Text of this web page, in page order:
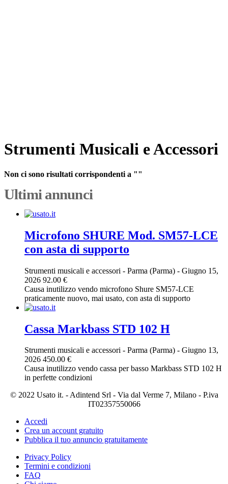
Strumenti Musicali e Accessori
Non ci sono risultati corrispondenti a ""
Ultimi annunci
Microfono SHURE Mod. SM57-LCE
con asta di supporto
Strumenti musicali e accessori - Parma (Parma) - Giugno 15,
2026 92.00 €
Causa inutilizzo vendo microfono Shure SM57-LCE
praticamente nuovo, mai usato, con asta di supporto
Cassa Markbass STD 102 H
Strumenti musicali e accessori - Parma (Parma) - Giugno 13,
2026 450.00 €
Causa inutilizzo vendo cassa per basso Markbass STD 102 H
in perfette condizioni
© 2022 Usato it. - Adintend Srl - Via dal Verme 7, Milano - P.iva
IT02357550066
Accedi
Crea un account gratuito
Pubblica il tuo annuncio gratuitamente
Privacy Policy
Termini e condizioni
FAQ